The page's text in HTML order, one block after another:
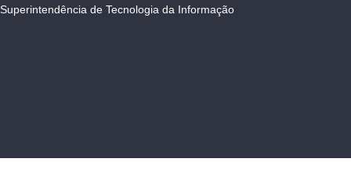
Superintendência de Tecnologia da Informação